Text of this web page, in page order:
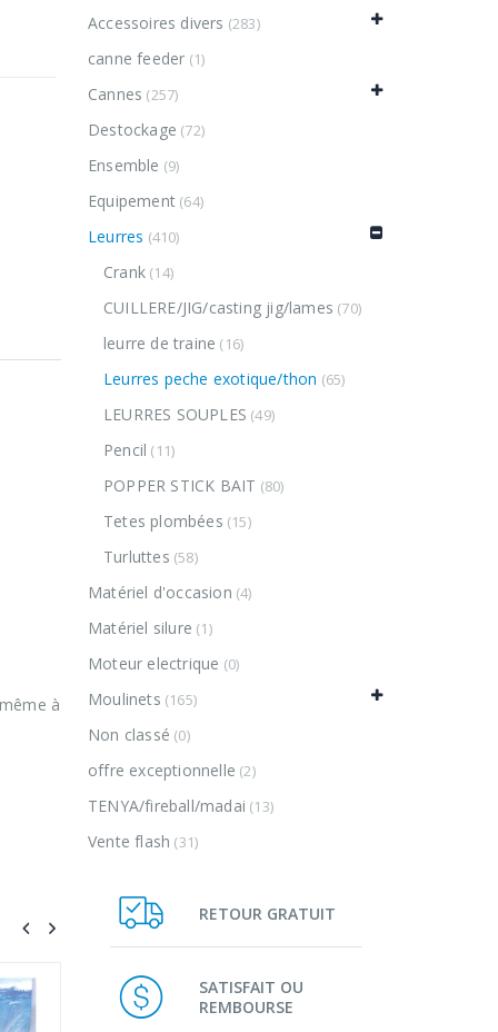
à
VENTE
Accessoires divers (283)
canne feeder (1)
Cannes (257)
Destockage (72)
Ensemble (9)
Equipement (64)
Leurres (410)
Crank (14)
CUILLERE/JIG/casting jig/lames (70)
leurre de traine (16)
Leurres peche exotique/thon (65)
LEURRES SOUPLES (49)
Pencil (11)
POPPER STICK BAIT (80)
Tetes plombées (15)
Turluttes (58)
Matériel d'occasion (4)
Matériel silure (1)
Moteur electrique (0)
Moulinets (165)
Non classé (0)
offre exceptionnelle (2)
TENYA/fireball/madai (13)
Vente flash (31)
RETOUR GRATUIT
SATISFAIT OU
REMBOURSE